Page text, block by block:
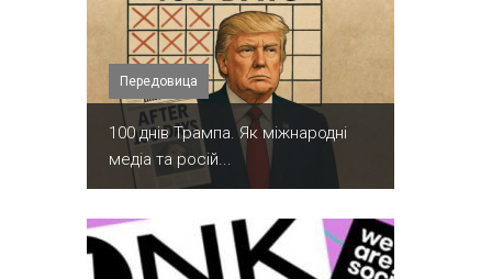
Передовица
100 днів Трампа. Як міжнародні
медіа та росій...